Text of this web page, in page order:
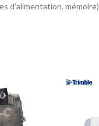
d’alimentation, mémoire)